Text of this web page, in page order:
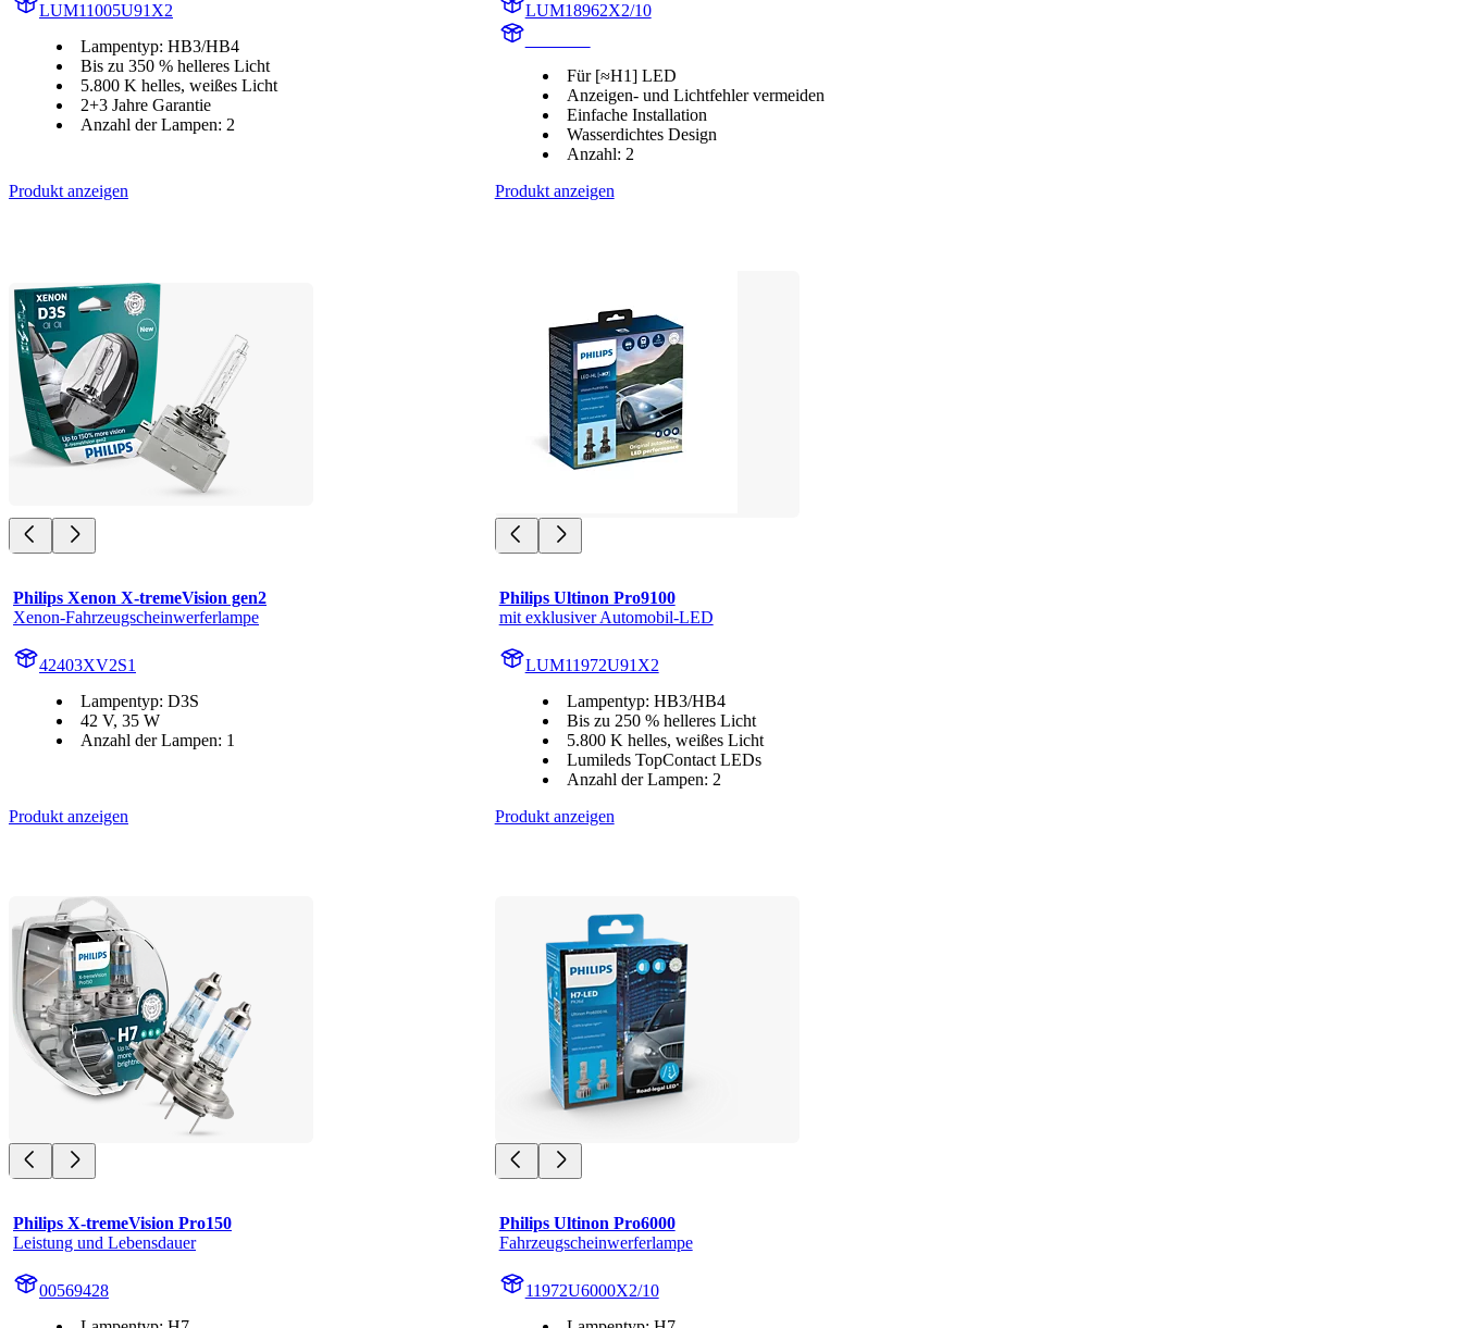
LUM11005U91X2
Lampentyp: HB3/HB4
Bis zu 350 % helleres Licht
5.800 K helles, weißes Licht
2+3 Jahre Garantie
Anzahl der Lampen: 2
Produkt anzeigen
LUM18962X2/10
Für [≈H1] LED
Anzeigen- und Lichtfehler vermeiden
Einfache Installation
Wasserdichtes Design
Anzahl: 2
Produkt anzeigen
Philips Xenon X-tremeVision gen2
Xenon-Fahrzeugscheinwerferlampe
42403XV2S1
Lampentyp: D3S
42 V, 35 W
Anzahl der Lampen: 1
Produkt anzeigen
Philips Ultinon Pro9100
mit exklusiver Automobil-LED
LUM11972U91X2
Lampentyp: HB3/HB4
Bis zu 250 % helleres Licht
5.800 K helles, weißes Licht
Lumileds TopContact LEDs
Anzahl der Lampen: 2
Produkt anzeigen
Philips X-tremeVision Pro150
Leistung und Lebensdauer
00569428
Philips Ultinon Pro6000
Fahrzeugscheinwerferlampe
11972U6000X2/10